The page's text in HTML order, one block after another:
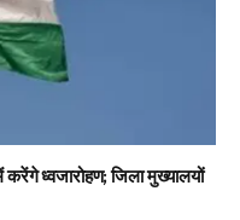
ध्वजारोहण; जिला मुख्यालयों